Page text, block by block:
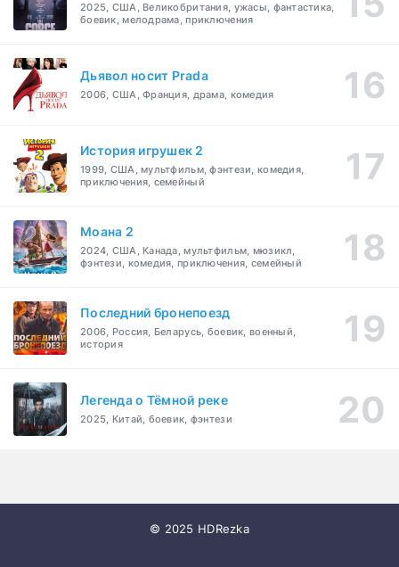
2025, США, Великобритания, ужасы, фантастика,
боевик, мелодрама, приключения
Дьявол носит Prada
2006, США, Франция, драма, комедия
История игрушек 2
1999, США, мультфильм, фэнтези, комедия,
приключения, семейный
Моана 2
2024, США, Канада, мультфильм, мюзикл,
фэнтези, комедия, приключения, семейный
Последний бронепоезд
2006, Россия, Беларусь, боевик, военный,
история
Легенда о Тёмной реке
2025, Китай, боевик, фэнтези
© 2025 HDRezka